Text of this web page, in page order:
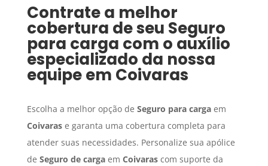
Contrate a melhor
cobertura de seu Seguro
para carga com o auxílio
especializado da nossa
equipe em Coivaras
Escolha a melhor opção de Seguro para cargaem
Coivarase garanta uma cobertura completa para
atender suas necessidades. Personalize sua apólice
de Seguro de cargaem Coivarascom suporte da